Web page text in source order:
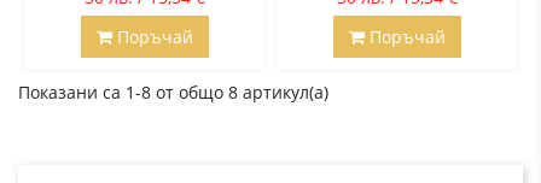
Поръчай
Поръчай
Показани са 1-8 от общо 8 артикул(а)